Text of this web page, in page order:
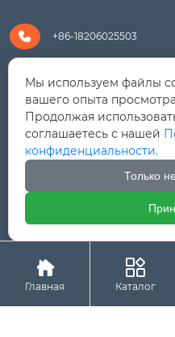
 +86-18206025503
 +8618206025503
 yanali@hualongm.com

351144, Китай,

Авторское право ©

Главная

Каталог
Мы используем файлы
вашего опыта
Продолжая
соглашаетесь с нашей
конфиденциальности.
Только